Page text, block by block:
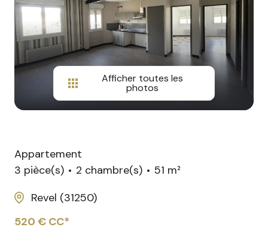
Google
Afficher toutes les
photos
Appartement
3 pièce(s)
2 chambre(s)
51 m²
Revel (31250)
520 € CC*